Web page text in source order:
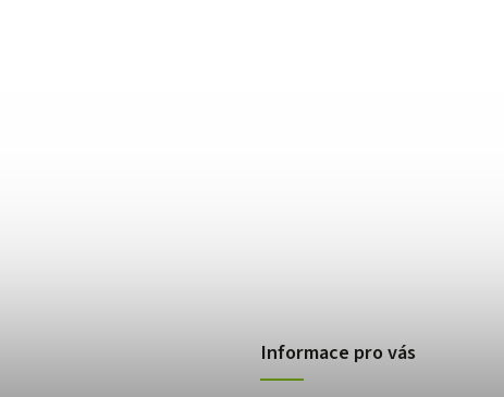
Informace pro vás